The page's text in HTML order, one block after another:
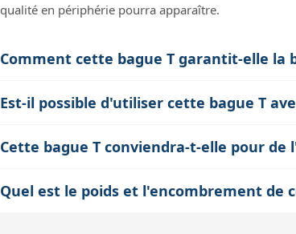
qualité en périphérie pourra apparaître.
Comment cette bague T garantit-elle la
télescope. Cette distance précise est essentielle
Est-il possible d'utiliser cette bague T
à certains modèles Takahashi comme la FS-60.
Cette bague T conviendra-t-elle pour
entre le télescope et l'appareil, ce qui est crucial
Quel est le poids et l'encombrement de